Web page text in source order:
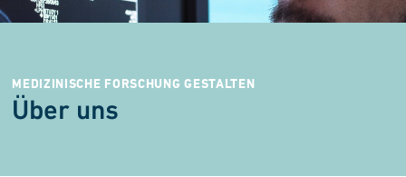
MEDIZINISCHE FORSCHUNG GESTALTEN
Über uns